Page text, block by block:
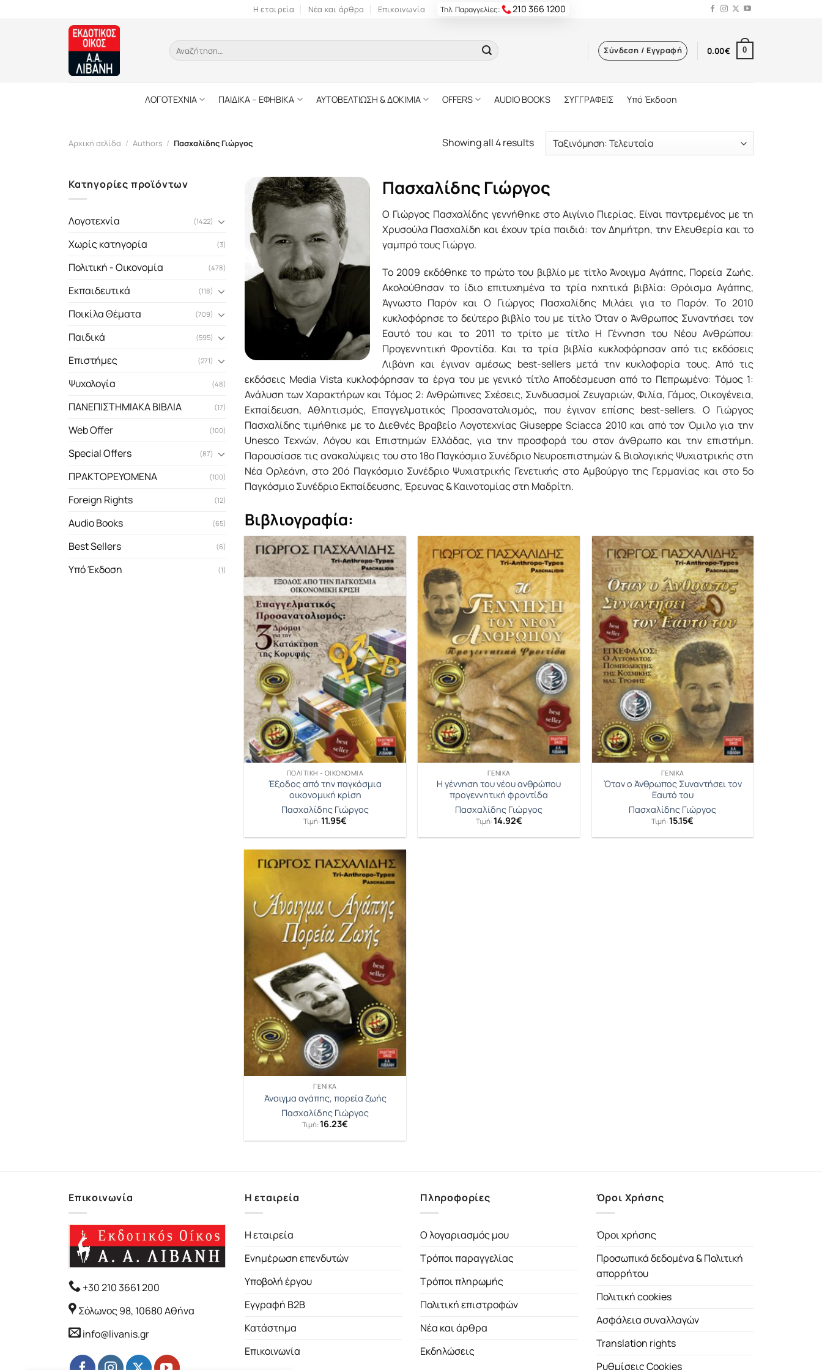
Η εταιρεία Νέα και άρθρα Επικοινωνία Τηλ. Παραγγελίες: 210 366 1200
Αναζήτηση
για:
Σύνδεση / Εγγραφή 0.00€ 0
ΛΟΓΟΤΕΧΝΙΑ ΠΑΙΔΙΚΑ – ΕΦΗΒΙΚΑ ΑΥΤΟΒΕΛΤΙΩΣΗ & ΔΟΚΙΜΙΑ OFFERS AUDIO BOOKS ΣΥΓΓΡΑΦΕΙΣ Υπό Έκδοση
Αρχική σελίδα / Authors / Πασχαλίδης Γιώργος Showing all 4 results
Κατηγορίες προϊόντων
Λογοτεχνία (1422)
Χωρίς κατηγορία (3)
Πολιτική - Οικονομία (478)
Εκπαιδευτικά (118)
Ποικίλα Θέματα (709)
Παιδικά (595)
Επιστήμες (271)
Ψυχολογία (48)
ΠΑΝΕΠΙΣΤΗΜΙΑΚΑ ΒΙΒΛΙΑ (17)
Web Offer (100)
Special Offers (87)
ΠΡΑΚΤΟΡΕΥΟΜΕΝΑ (100)
Foreign Rights (12)
Audio Books (65)
Best Sellers (6)
Υπό Έκδοση (1)
Πασχαλίδης Γιώργος
Ο Γιώργος Πασχαλίδης γεννήθηκε στο Αιγίνιο Πιερίας. Είναι παντρεμένος με τη
Χρυσούλα Πασχαλίδη και έχουν τρία παιδιά: τον Δημήτρη, την Ελευθερία και το
γαμπρό τους Γιώργο.
Το 2009 εκδόθηκε το πρώτο του βιβλίο με τίτλο Άνοιγμα Αγάπης, Πορεία Ζωής.
Ακολούθησαν το ίδιο επιτυχημένα τα τρία ηχητικά βιβλία: Θρόισμα Αγάπης,
Άγνωστο Παρόν και Ο Γιώργος Πασχαλίδης Μιλάει για το Παρόν. Το 2010
κυκλοφόρησε το δεύτερο βιβλίο του με τίτλο Όταν ο Άνθρωπος Συναντήσει τον
Εαυτό του και το 2011 το τρίτο με τίτλο Η Γέννηση του Νέου Ανθρώπου:
Προγεννητική Φροντίδα. Και τα τρία βιβλία κυκλοφόρησαν από τις εκδόσεις
Λιβάνη και έγιναν αμέσως best-sellers μετά την κυκλοφορία τους. Από τις
εκδόσεις Media Vista κυκλοφόρησαν τα έργα του με γενικό τίτλο Αποδέσμευση από το Πεπρωμένο: Τόμος 1:
Ανάλυση των Χαρακτήρων και Τόμος 2: Ανθρώπινες Σχέσεις, Συνδυασμοί Ζευγαριών, Φιλία, Γάμος, Οικογένεια,
Εκπαίδευση, Αθλητισμός, Επαγγελματικός Προσανατολισμός, που έγιναν επίσης best-sellers. Ο Γιώργος
Πασχαλίδης τιμήθηκε με το Διεθνές Βραβείο Λογοτεχνίας Giuseppe Sciacca 2010 και από τον Όμιλο για την
Unesco Τεχνών, Λόγου και Επιστημών Ελλάδας, για την προσφορά του στον άνθρωπο και την επιστήμη.
Παρουσίασε τις ανακαλύψεις του στο 18ο Παγκόσμιο Συνέδριο Νευροεπιστημών & Βιολογικής Ψυχιατρικής στη
Νέα Ορλεάνη, στο 20ό Παγκόσμιο Συνέδριο Ψυχιατρικής Γενετικής στο Αμβούργο της Γερμανίας και στο 5ο
Παγκόσμιο Συνέδριο Εκπαίδευσης, Έρευνας & Καινοτομίας στη Μαδρίτη.
Βιβλιογραφία:
ΠΟΛΙΤΙΚΉ - ΟΙΚΟΝΟΜΊΑ
Έξοδος από την παγκόσμια
οικονομική κρίση
Πασχαλίδης Γιώργος
Τιμή:11.95€
ΓΕΝΙΚΆ
Η γέννηση του νέου ανθρώπου
προγεννητική φροντίδα
Πασχαλίδης Γιώργος
Τιμή:14.92€
ΓΕΝΙΚΆ
Όταν ο Άνθρωπος Συναντήσει τον
Εαυτό του
Πασχαλίδης Γιώργος
Τιμή:15.15€
ΓΕΝΙΚΆ
Άνοιγμα αγάπης, πορεία ζωής
Πασχαλίδης Γιώργος
Τιμή:16.23€
Επικοινωνία
+30 210 3661 200
Σόλωνος 98, 10680 Αθήνα
info@livanis.gr
Η εταιρεία
Η εταιρεία
Ενημέρωση επενδυτών
Υποβολή έργου
Εγγραφή B2B
Κατάστημα
Επικοινωνία
Πληροφορίες
Ο λογαριασμός μου
Τρόποι παραγγελίας
Τρόποι πληρωμής
Πολιτική επιστροφών
Νέα και άρθρα
Εκδηλώσεις
Όροι Χρήσης
Όροι χρήσης
Προσωπικά δεδομένα & Πολιτική
απορρήτου
Πολιτική cookies
Ασφάλεια συναλλαγών
Translation rights
Ρυθμίσεις Cookies